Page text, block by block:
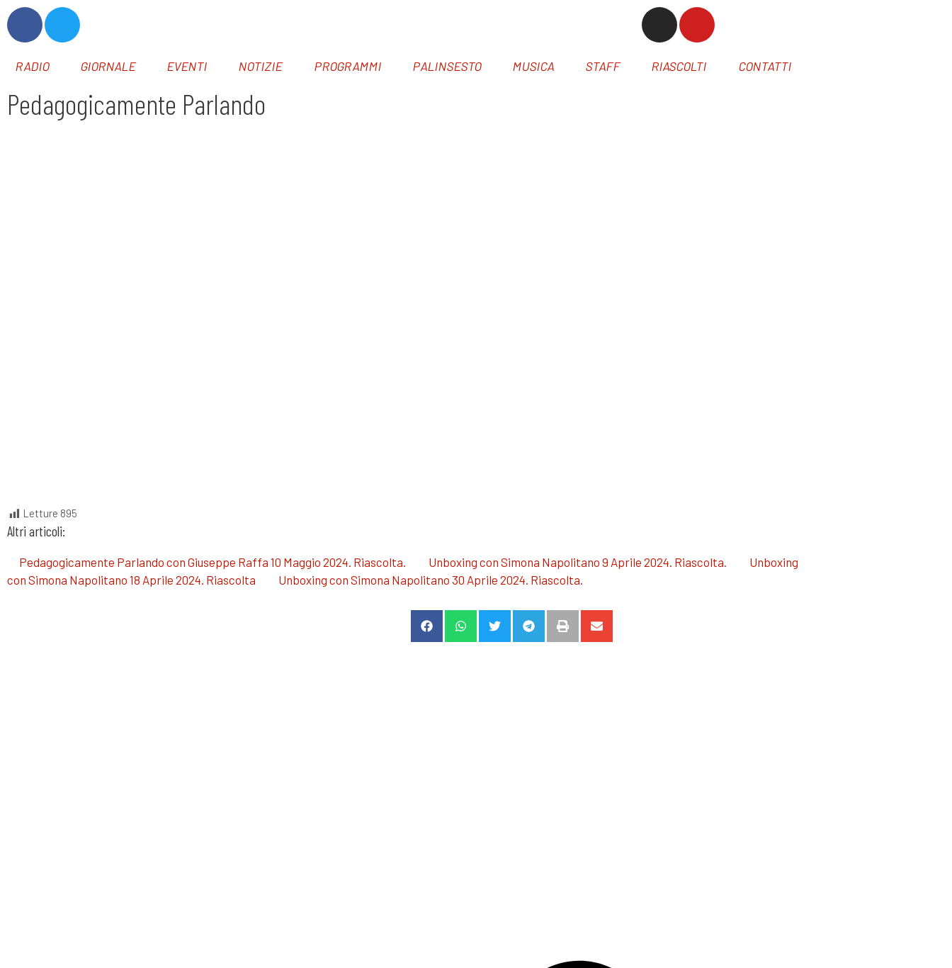
RADIO GIORNALE EVENTI NOTIZIE PROGRAMMI PALINSESTO MUSICA STAFF RIASCOLTI CONTATTI
Pedagogicamente Parlando
Letture 895
Altri articoli:
Pedagogicamente Parlando con Giuseppe Raffa 10 Maggio 2024. Riascolta. Unboxing con Simona Napolitano 9 Aprile 2024. Riascolta.
Unboxing
con Simona Napolitano 18 Aprile 2024. Riascolta
Unboxing con Simona Napolitano 30 Aprile 2024. Riascolta.